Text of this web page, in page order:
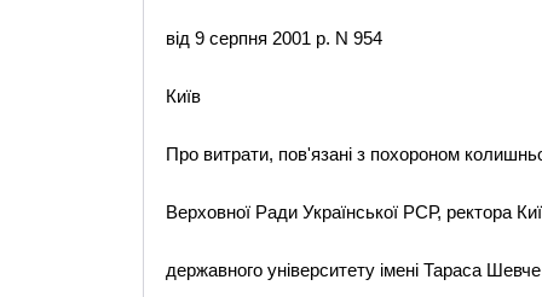
від 9 серпня 2001 р. N 954
Київ
Про витрати, пов'язані з похороном
Верховної Ради Української РСР, ректора
державного університету імені Тараса